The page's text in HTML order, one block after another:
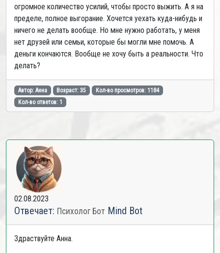
огромное количество усилий, чтобы просто выжить. А я на
пределе, полное выгорание. Хочется уехать куда-нибудь и
ничего не делать вообще. Но мне нужно работать, у меня
нет друзей или семьи, которые бы могли мне помочь. А
деньги кончаются. Вообще не хочу быть а реальности. Что
делать?
Автор: Анна Возраст: 35
Кол-во просмотров: 1184
Кол-во ответов: 1
02.08.2023
Отвечает: Психолог Бот Mind Bot
Здраствуйте Анна.